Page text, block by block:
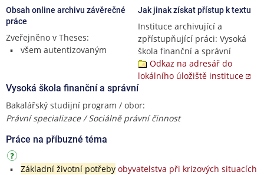
Obsah online archivu závěrečné
práce
Zveřejněno v Theses:
všem autentizovaným
Jak jinak získat přístup k textu
Instituce archivující a
zpřístupňující práci: Vysoká
škola finanční a správní
Odkaz na adresář do
lokálního úložiště instituce
Vysoká škola finanční a správní
Bakalářský studijní program / obor:
Právní specializace / Sociálně právní činnost
Práce na příbuzné téma
Základní životní potřebyobyvatelstva při krizových situacích